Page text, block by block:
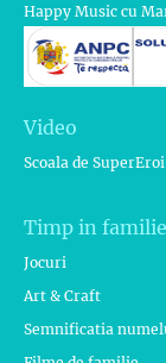
Happy Music cu
Video
Scoala de SuperEroi
Timp in familie
Jocuri
Art & Craft
Semnificatia